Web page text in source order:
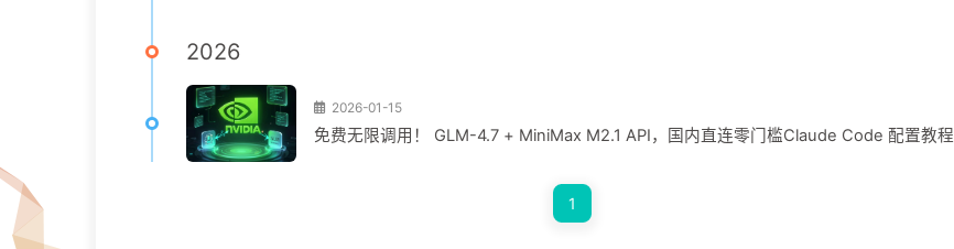
2026
2026-01-15
免费无限调用！ GLM-4.7 + MiniMax M2.1 API，国内直连零门槛Claude Code 配置教程
1